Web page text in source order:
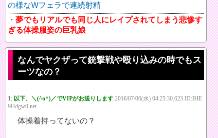
の様なWフェラで連続射精
夢でもリアルでも同じ人にレイプされてしまう悲惨す
ぎる体操服姿の巨乳娘
なんでヤクザって銃撃戦や殴り込みの時でもス
ーツなの？
1: 以下、＼(^o^)／でVIPがお送りします 2016/07/06(水) 04:25:30.623 ID:IHE
9Hdgw0.net
体操着持ってないの？